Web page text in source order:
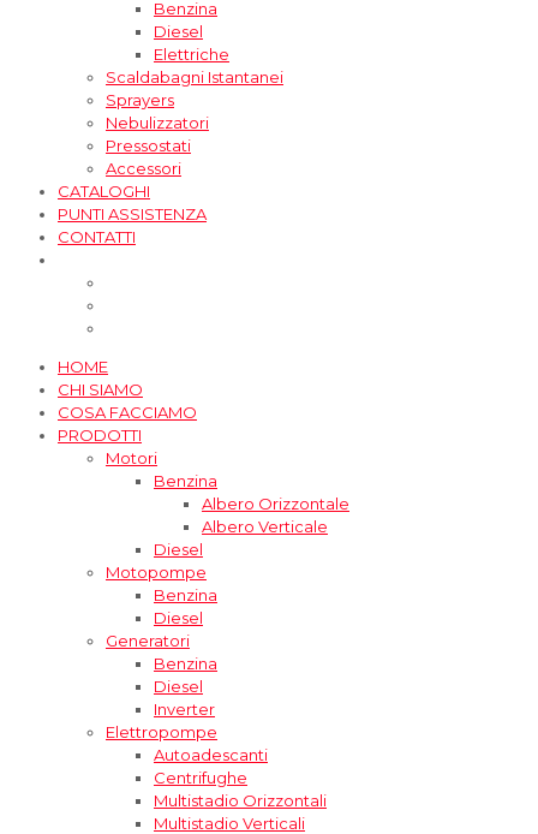
Benzina
Diesel
Elettriche
Scaldabagni Istantanei
Sprayers
Nebulizzatori
Pressostati
Accessori
CATALOGHI
PUNTI ASSISTENZA
CONTATTI
HOME
CHI SIAMO
COSA FACCIAMO
PRODOTTI
Motori
Benzina
Albero Orizzontale
Albero Verticale
Diesel
Motopompe
Benzina
Diesel
Generatori
Benzina
Diesel
Inverter
Elettropompe
Autoadescanti
Centrifughe
Multistadio Orizzontali
Multistadio Verticali